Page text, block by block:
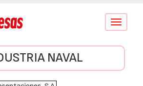
Conmutar
NAVAL